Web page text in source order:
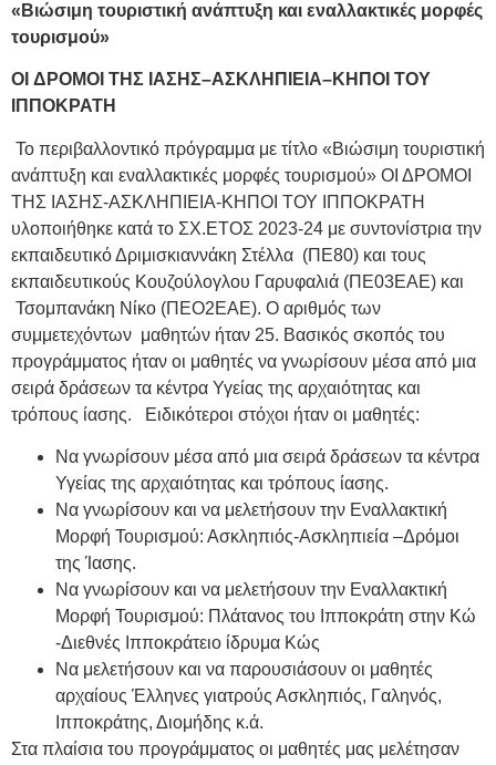
«Βιώσιμη τουριστική ανάπτυξη και εναλλακτικές μορφές
τουρισμού»
ΟΙ ΔΡΟΜΟΙ ΤΗΣ ΙΑΣΗΣ–ΑΣΚΛΗΠΙΕΙΑ–ΚΗΠΟΙ ΤΟΥ
ΙΠΠΟΚΡΑΤΗ
Το περιβαλλοντικό πρόγραμμα με τίτλο «Βιώσιμη τουριστική
ανάπτυξη και εναλλακτικές μορφές τουρισμού» ΟΙ ΔΡΟΜΟΙ
ΤΗΣ ΙΑΣΗΣ-ΑΣΚΛΗΠΙΕΙΑ-ΚΗΠΟΙ ΤΟΥ ΙΠΠΟΚΡΑΤΗ
υλοποιήθηκε κατά το ΣΧ.ΕΤΟΣ 2023-24 με συντονίστρια την
εκπαιδευτικό Δριμισκιαννάκη Στέλλα (ΠΕ80) και τους
εκπαιδευτικούς Kουζούλογλου Γαρυφαλιά (ΠΕ03ΕΑΕ) και
Τσομπανάκη Νίκο (ΠΕΟ2ΕΑΕ). Ο αριθμός των
συμμετεχόντων μαθητών ήταν 25. Βασικός σκοπός του
προγράμματος ήταν οι μαθητές να γνωρίσουν μέσα από μια
σειρά δράσεων τα κέντρα Υγείας της αρχαιότητας και
τρόπους ίασης. Ειδικότεροι στόχοι ήταν οι μαθητές:
Να γνωρίσουν μέσα από μια σειρά δράσεων τα κέντρα
Υγείας της αρχαιότητας και τρόπους ίασης.
Να γνωρίσουν και να μελετήσουν την Εναλλακτική
Μορφή Τουρισμού: Ασκληπιός-Ασκληπιεία –Δρόμοι
της Ίασης.
Να γνωρίσουν και να μελετήσουν την Εναλλακτική
Μορφή Τουρισμού: Πλάτανος του Ιπποκράτη στην Κώ
-Διεθνές Ιπποκράτειο ίδρυμα Κώς
Να μελετήσουν και να παρουσιάσουν οι μαθητές
αρχαίους Έλληνες γιατρούς Ασκληπιός, Γαληνός,
Ιπποκράτης, Διομήδης κ.ά.
Στα πλαίσια του προγράμματος οι μαθητές μας μελέτησαν